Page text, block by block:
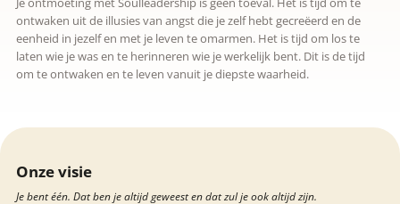
ontwaken uit de illusies van angst die je zelf hebt gecreëerd en de
eenheid in jezelf en met je leven te omarmen. Het is tijd om los te
laten wie je was en te herinneren wie je werkelijk bent. Dit is de tijd
om te ontwaken en te leven vanuit je diepste waarheid.
Onze visie
Je bent één. Dat ben je altijd geweest en dat zul je ook altijd zijn.